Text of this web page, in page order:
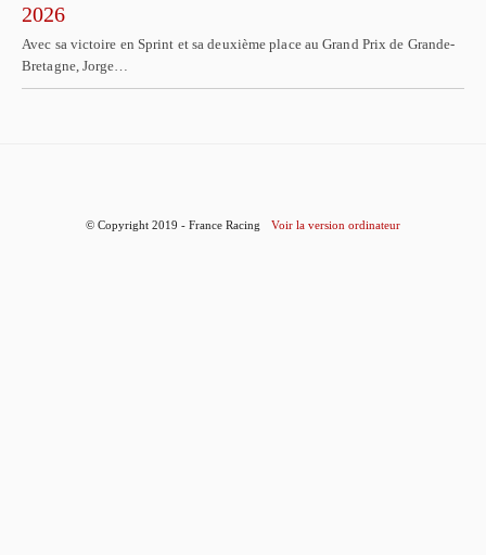
2026
Avec sa victoire en Sprint et sa deuxième place au Grand Prix de Grande-
Bretagne, Jorge…
© Copyright 2019 - France Racing Voir la version ordinateur